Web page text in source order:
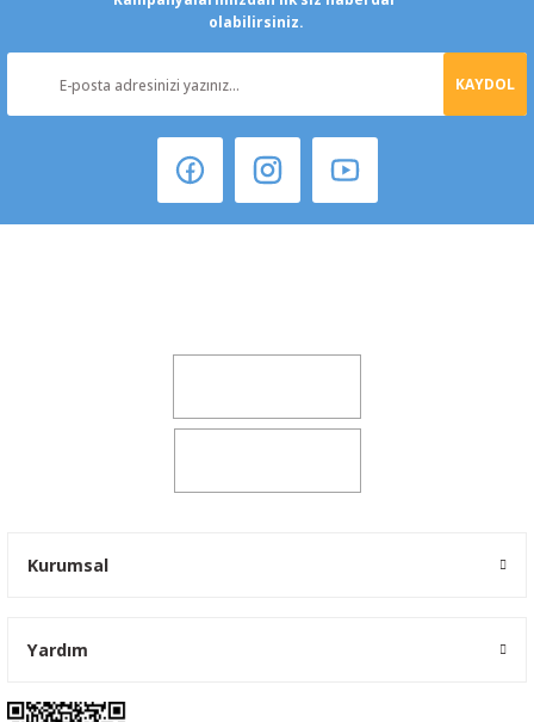
olabilirsiniz.
KAYDOL
Kurumsal
Yardım